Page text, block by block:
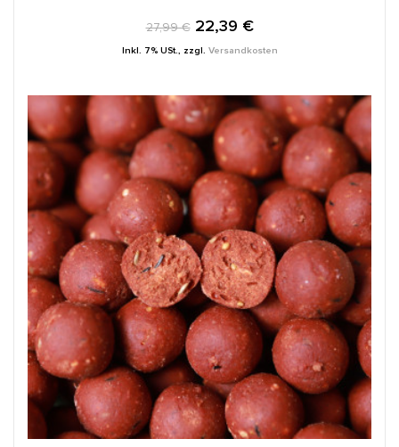
27,99 € 22,39 €
Inkl. 7% USt., zzgl. Versandkosten